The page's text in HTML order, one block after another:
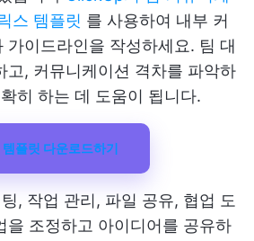
스 템플릿 를 사용하여 내부 커
가이드라인을 작성하세요. 팀 대
고, 커뮤니케이션 격차를 파악하
히 하는 데 도움이 됩니다.
템플릿 다운로드하기
, 작업 관리, 파일 공유, 협업 도
을 조정하고 아이디어를 공유하